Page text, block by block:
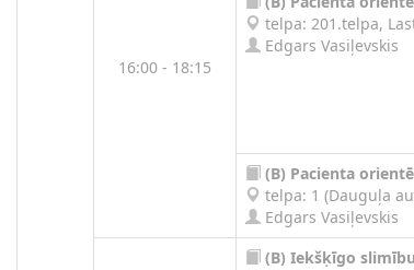
16:00 - 18:15
telpa: 201.telpa,
Edgars Vasiļevskis
(B) Pacienta
telpa: 1 (Dauguļa
Edgars Vasiļevskis
(B) Iekšķīgo